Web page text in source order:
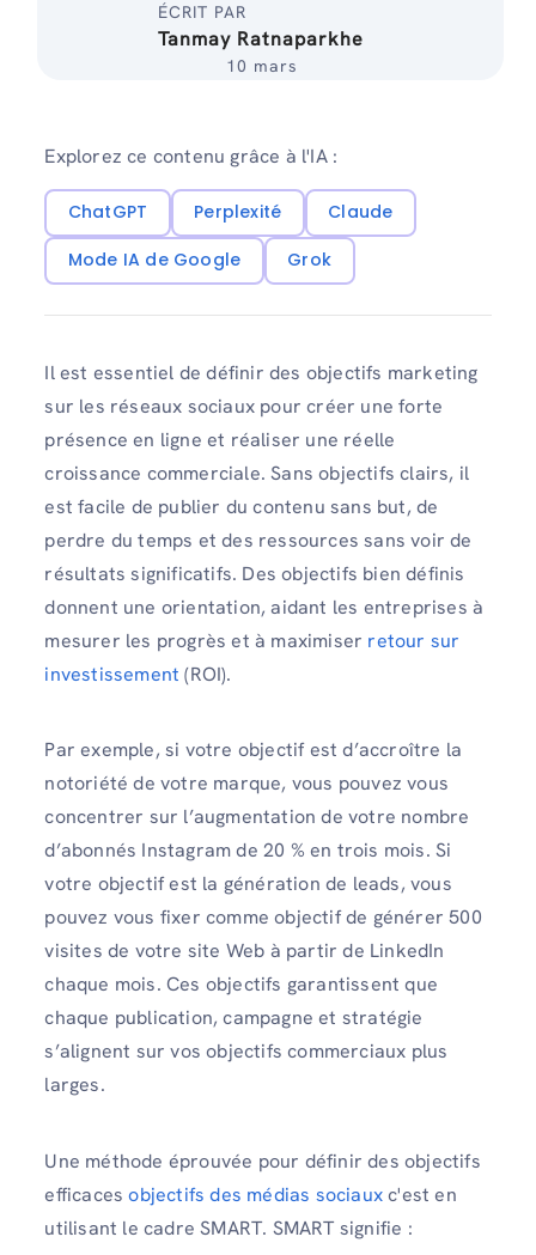
ÉCRIT PAR
Tanmay Ratnaparkhe
10 mars
Explorez ce contenu grâce à l'IA :
ChatGPT Perplexité
Claude
Mode IA de Google
Grok
Il est essentiel de définir des objectifs marketing
sur les réseaux sociaux pour créer une forte
présence en ligne et réaliser une réelle
croissance commerciale. Sans objectifs clairs, il
est facile de publier du contenu sans but, de
perdre du temps et des ressources sans voir de
résultats significatifs. Des objectifs bien définis
donnent une orientation, aidant les entreprises à
mesurer les progrès et à maximiser retour sur
investissement (ROI).
Par exemple, si votre objectif est d’accroître la
notoriété de votre marque, vous pouvez vous
concentrer sur l’augmentation de votre nombre
d’abonnés Instagram de 20 % en trois mois. Si
votre objectif est la génération de leads, vous
pouvez vous fixer comme objectif de générer 500
visites de votre site Web à partir de LinkedIn
chaque mois. Ces objectifs garantissent que
chaque publication, campagne et stratégie
s’alignent sur vos objectifs commerciaux plus
larges.
Une méthode éprouvée pour définir des objectifs
efficacesobjectifs des médias sociauxc'est en
utilisant le cadre SMART. SMART signifie :